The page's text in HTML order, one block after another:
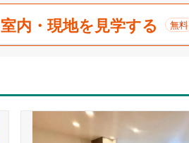
室内・現地を見学する 無料